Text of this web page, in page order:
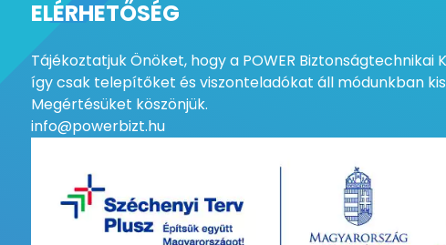
ELÉRHETŐSÉG
Tájékoztatjuk Önöket, hogy a POWER Biztonságtechnikai
így csak telepítőket és viszonteladókat áll módunkban
Megértésüket köszönjük.
info@powerbizt.hu